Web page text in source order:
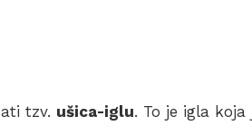
tzv. ušica-iglu. To je igla koja